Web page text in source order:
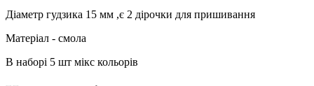
Діаметр гудзика 15 мм ,є 2 дірочки для пришивання
Матеріал - смола
В наборі 5 шт мікс кольорів